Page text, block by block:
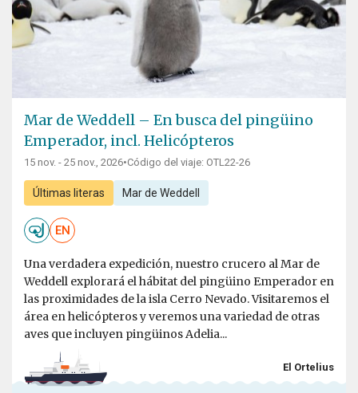
Mar de Weddell – En busca del pingüino
Emperador, incl. Helicópteros
15 nov. - 25 nov., 2026•Código del viaje: OTL22-26
Últimas literas Mar de Weddell
EN
Una verdadera expedición, nuestro crucero al Mar de
Weddell explorará el hábitat del pingüino Emperador en
las proximidades de la isla Cerro Nevado. Visitaremos el
área en helicópteros y veremos una variedad de otras
aves que incluyen pingüinos Adelia...
El Ortelius